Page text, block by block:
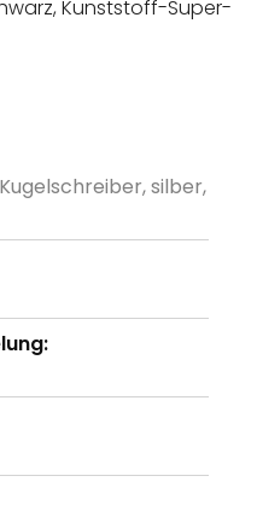
Kunststoff-Super-
silber,